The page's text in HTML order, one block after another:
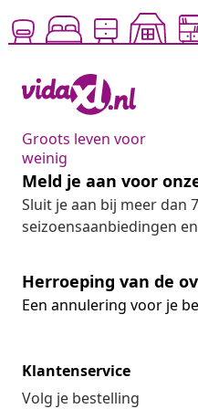
Groots leven voor
weinig
Meld je aan voor
Sluit je aan bij meer dan
seizoensaanbiedingen
Herroeping van de
Een annulering voor je
Klantenservice
Volg je bestelling